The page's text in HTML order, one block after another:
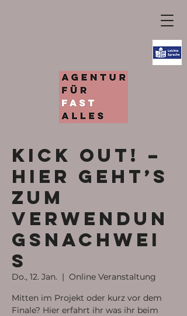
KICK OUT! –
Hier geht’s
zum
Verwendun
gsnachwei
s
Do., 12. Jan.
  |
Online Veranstaltung
Mitten im Projekt oder kurz vor dem
Finale? Hier erfahrt ihr was ihr beim